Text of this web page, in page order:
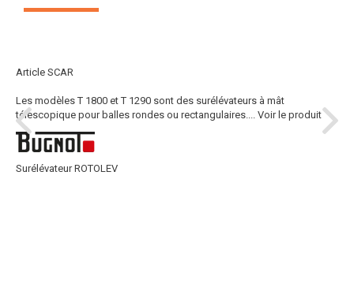
Article SCAR
Les modèles T 1800 et T 1290 sont des surélévateurs à mât
télescopique pour balles rondes ou rectangulaires....
Voir le produit
Surélévateur ROTOLEV